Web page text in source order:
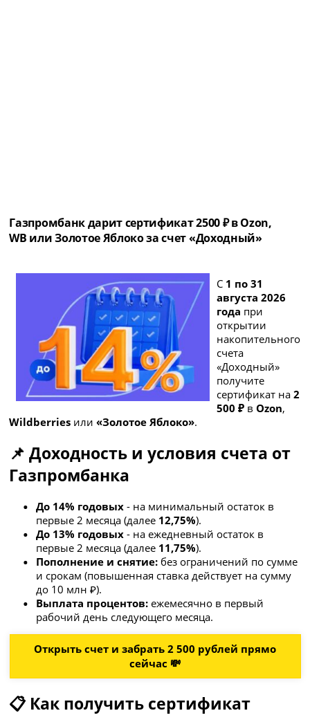
Газпромбанк дарит сертификат 2500 ₽ в Ozon,
WB или Золотое Яблоко за счет «Доходный»
С 1 по 31
августа 2026
года при
открытии
накопительного
счета
«Доходный»
получите
сертификат на2
500 ₽ вOzon,
Wildberries или«Золотое Яблоко».
📌 Доходность и условия счета от
Газпромбанка
До 14% годовых- на минимальный остаток в
первые 2 месяца (далее 12,75%).
До 13% годовых- на ежедневный остаток в
первые 2 месяца (далее 11,75%).
Пополнение и снятие:без ограничений по сумме
и срокам (повышенная ставка действует на сумму
до 10 млн ₽).
Выплата процентов:ежемесячно в первый
рабочий день следующего месяца.
Открыть счет и забрать 2 500 рублей прямо
сейчас 💸
📋 Как получить сертификат